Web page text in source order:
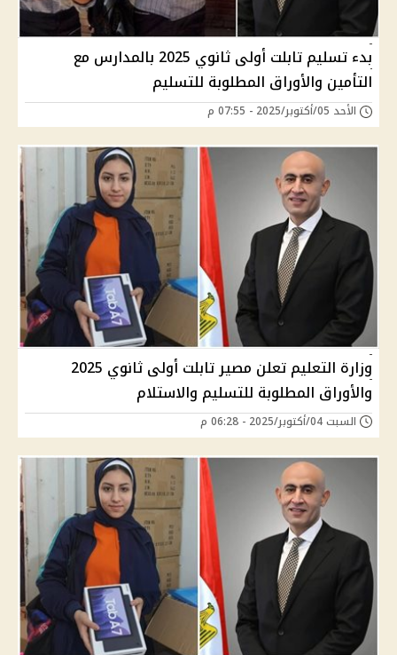
بدء تسليم تابلت أولى ثانوي 2025 بالمدارس مع
التأمين والأوراق المطلوبة للتسليم
الأحد 05/أكتوبر/2025 - 07:55 م
وزارة التعليم تعلن مصير تابلت أولى ثانوي 2025
والأوراق المطلوبة للتسليم والاستلام
السبت 04/أكتوبر/2025 - 06:28 م